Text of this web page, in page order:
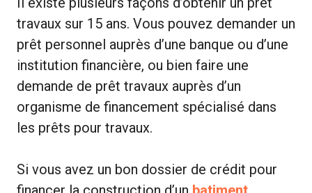
travaux sur 15 ans. Vous pouvez demander un
prêt personnel auprès d’une banque ou d’une
institution financière, ou bien faire une
demande de prêt travaux auprès d’un
organisme de financement spécialisé dans
les prêts pour travaux.
Si vous avez un bon dossier de crédit pour